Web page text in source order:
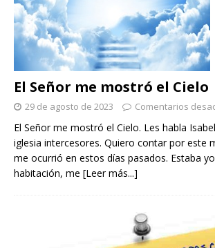
El Señor me mostró el Cielo
29 de agosto de 2023 Comentarios
El Señor me mostró el Cielo. Les habla
iglesia intercesores. Quiero contar por este
me ocurrió en estos días pasados. Estaba
habitación, me [Leer más...]